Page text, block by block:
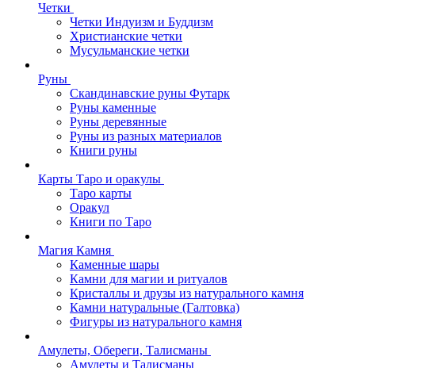
Четки
Четки Индуизм и Буддизм
Христианские четки
Мусульманские четки
Руны
Скандинавские руны Футарк
Руны каменные
Руны деревянные
Руны из разных материалов
Книги руны
Карты Таро и оракулы
Таро карты
Оракул
Книги по Таро
Магия Камня
Каменные шары
Камни для магии и ритуалов
Кристаллы и друзы из натурального камня
Камни натуральные (Галтовка)
Фигуры из натурального камня
Амулеты, Обереги, Талисманы
Амулеты и Талисманы